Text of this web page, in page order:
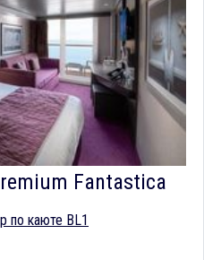
Fantastica
по каюте BL1